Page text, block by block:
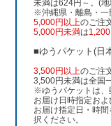
未満は624円～。(
※沖縄県・離島・一
5,000円以上のご注
5,000円未満は1,200
■ゆうパケット(日
3,500円以上のご注
3,500円未満は全国
※ゆうパケットは、
お届け日時指定およ
お届け指定日・時
択ください。